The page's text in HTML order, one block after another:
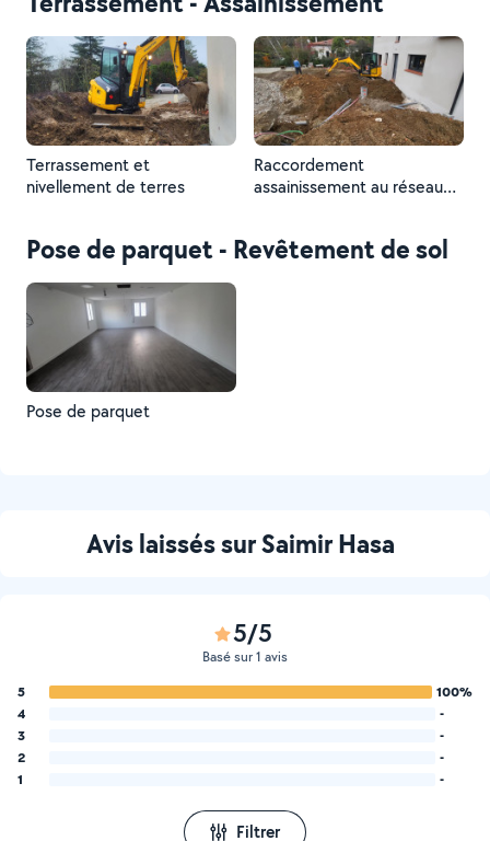
Terrassement et
nivellement de terres
Raccordement
assainissement au réseau
Pose de parquet - Revêtement de sol
Pose de parquet
Avis laissés sur Saimir Hasa
5/5
Basé sur 1 avis
5
100%
4
-
3
-
2
-
1
-
Filtrer